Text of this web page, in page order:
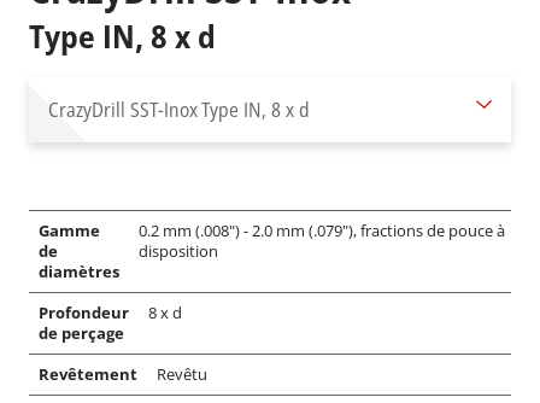
Type IN, 8 x d
CrazyDrill SST-InoxType IN, 8 x d
Gamme
de
diamètres
0.2 mm (.008") - 2.0 mm (.079"), fractions de pouce à
disposition
Profondeur
de perçage
8 x d
Revêtement
Revêtu